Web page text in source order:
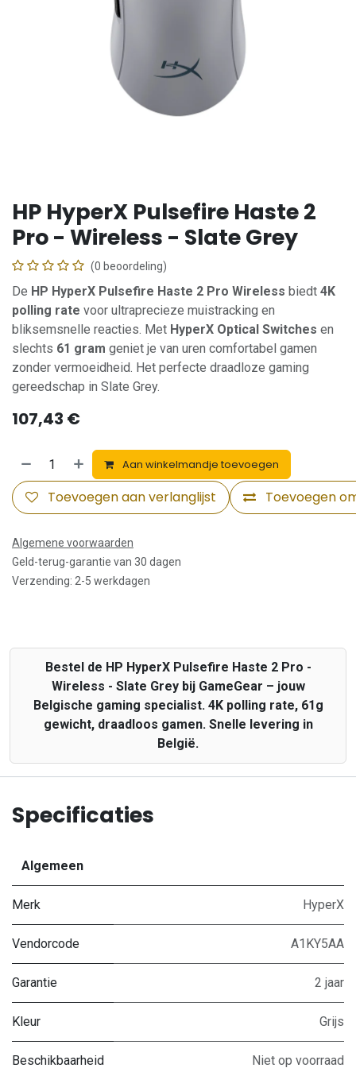
HP HyperX Pulsefire Haste 2
Pro - Wireless - Slate Grey
(0 beoordeling)
De HP HyperX Pulsefire Haste 2 Pro Wireless biedt 4K
polling rate voor ultraprecieze muistracking en
bliksemsnelle reacties. Met HyperX Optical Switches en
slechts 61 gram geniet je van uren comfortabel gamen
zonder vermoeidheid. Het perfecte draadloze gaming
gereedschap in Slate Grey.
107,43 €
Aan winkelmandje toevoegen
Toevoegen
Toevoegen aan verlanglijst
Algemene voorwaarden
Geld-terug-garantie van 30 dagen
Verzending: 2-5 werkdagen
Bestel de HP HyperX Pulsefire Haste 2 Pro -
Wireless - Slate Grey bij GameGear – jouw
Belgische gaming specialist. 4K polling rate, 61g
gewicht, draadloos gamen. Snelle levering in
België.
Specificaties
Algemeen
Merk HyperX
Vendorcode A1KY5AA
Garantie 2 jaar
Kleur Grijs
Beschikbaarheid Niet op voorraad